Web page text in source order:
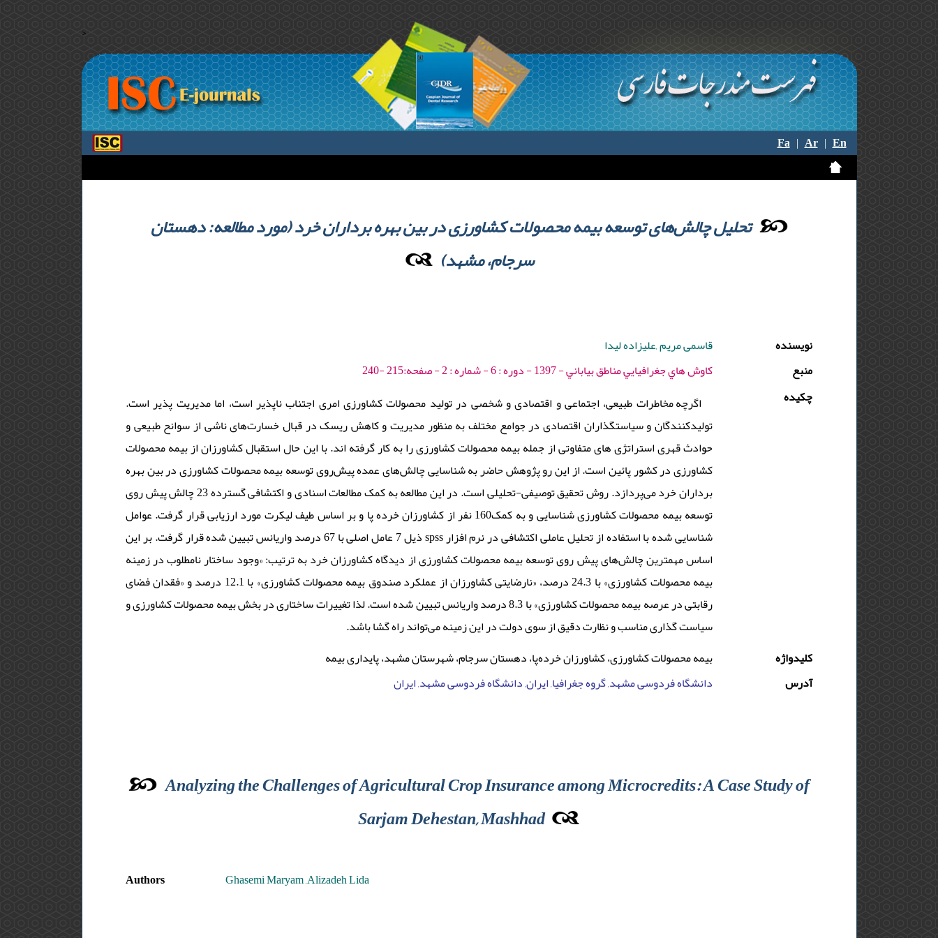
>
Fa|Ar|En
تحلیل چالش‌های توسعه بیمه محصولات کشاورزی در بین بهره برداران خرد (مورد مطالعه: دهستان
سرجام، مشهد)
نویسنده
قاسمی مریم ,علیزاده لیدا
منبع
كاوش هاي جغرافيايي مناطق بياباني - 1397 - دوره : 6 - شماره : 2 - صفحه:215 -240
چکیده
اگرچه مخاطرات طبیعی، اجتماعی و اقتصادی و شخصی در تولید محصولات کشاورزی امری اجتناب ناپذیر است، اما مدیریت پذیر است.
تولیدکنندگان و سیاستگذاران اقتصادی در جوامع مختلف به منظور مدیریت و کاهش ریسک در قبال خسارت‌های ناشی از سوانح طبیعی و
حوادث قهری استراتژی های متفاوتی از جمله بیمه محصولات کشاورزی را به کار گرفته اند. با این حال استقبال کشاورزان از بیمه محصولات
کشاورزی در کشور پائین است. از این رو پژوهش حاضر به شناسایی چالش‌های عمده پیش‌روی توسعه بیمه محصولات کشاورزی در بین بهره
برداران خرد می‌پردازد. روش تحقیق توصیفی-تحلیلی است. در این مطالعه به کمک مطالعات اسنادی و اکتشافی گسترده 23 چالش پیش روی
توسعه بیمه محصولات کشاورزی شناسایی و به کمک160 نفر از کشاورزان خرده پا و بر اساس طیف لیکرت مورد ارزیابی قرار گرفت. عوامل
شناسایی شده با استفاده از تحلیل عاملی اکتشافی در نرم افزار spss ذیل 7 عامل اصلی با 67 درصد واریانس تبیین شده قرار گرفت. بر این
اساس مهمترین چالش‌های پیش روی توسعه بیمه محصولات کشاورزی از دیدگاه کشاورزان خرد به ترتیب: «وجود ساختار نامطلوب در زمینه
بیمه محصولات کشاورزی» با 24.3 درصد، «نارضایتی کشاورزان از عملکرد صندوق بیمه محصولات کشاورزی» با 12.1 درصد و «فقدان فضای
رقابتی در عرصه بیمه محصولات کشاورزی» با 8.3 درصد واریانس تبیین شده است. لذا تغییرات ساختاری در بخش بیمه محصولات کشاورزی و
سیاست گذاری مناسب و نظارت دقیق از سوی دولت در این زمینه می‌تواند راه گشا باشد.
کلیدواژه
بیمه محصولات کشاورزی، کشاورزان خرده‌پا، دهستان سرجام، شهرستان مشهد، پایداری بیمه
آدرس
دانشگاه فردوسی مشهد, گروه جغرافیا, ایران, دانشگاه فردوسی مشهد, ایران
Analyzing the Challenges of Agricultural Crop Insurance among Microcredits: A Case Study of
Sarjam Dehestan, Mashhad
Authors Ghasemi Maryam ,Alizadeh Lida